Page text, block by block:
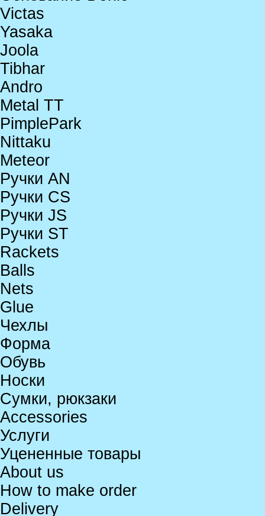
Victas
Yasaka
Joola
Tibhar
Andro
Metal TT
PimplePark
Nittaku
Meteor
Ручки AN
Ручки CS
Ручки JS
Ручки ST
Rackets
Balls
Nets
Glue
Чехлы
Форма
Обувь
Носки
Сумки, рюкзаки
Accessories
Услуги
Уцененные товары
About us
How to make order
Delivery